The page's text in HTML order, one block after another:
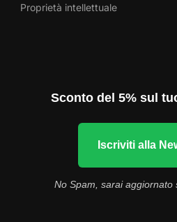
Proprietà intellettuale
Sconto del 5% sul
Iscriviti alla
No Spam, sarai aggiornato